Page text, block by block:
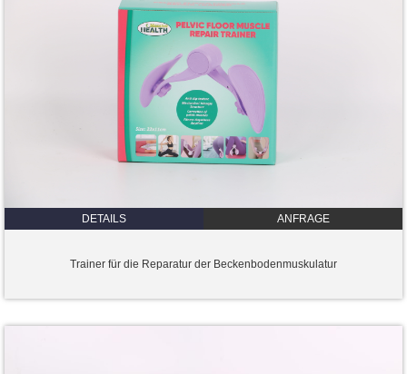
DETAILS ANFRAGE
Trainer für die Reparatur der Beckenbodenmuskulatur